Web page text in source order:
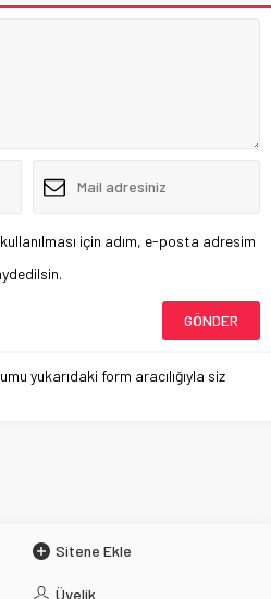
için adım, e-posta adresim
yukarıdaki form aracılığıyla siz